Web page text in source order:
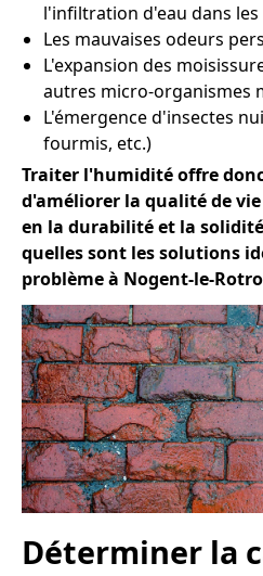
l'infiltration d'eau dans les
Les mauvaises odeurs
L'expansion des
autres micro-organismes
L'émergence d'insectes
fourmis, etc.)
Traiter l'humidité offre
d'améliorer la qualité de
en la durabilité et la
quelles sont les solutions
problème à Nogent-le-
Déterminer la